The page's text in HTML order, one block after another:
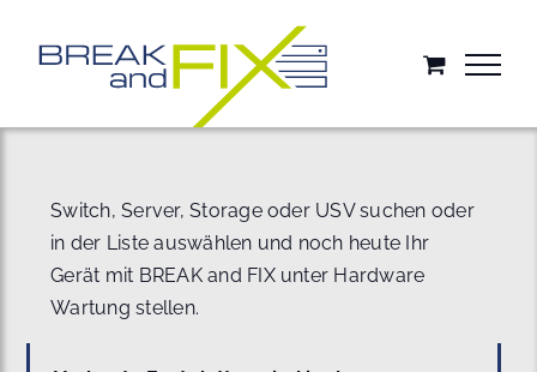
springen
Switch, Server, Storage oder USV suchen oder
in der Liste auswählen und noch heute Ihr
Gerät mit BREAK and FIX unter Hardware
Wartung stellen.